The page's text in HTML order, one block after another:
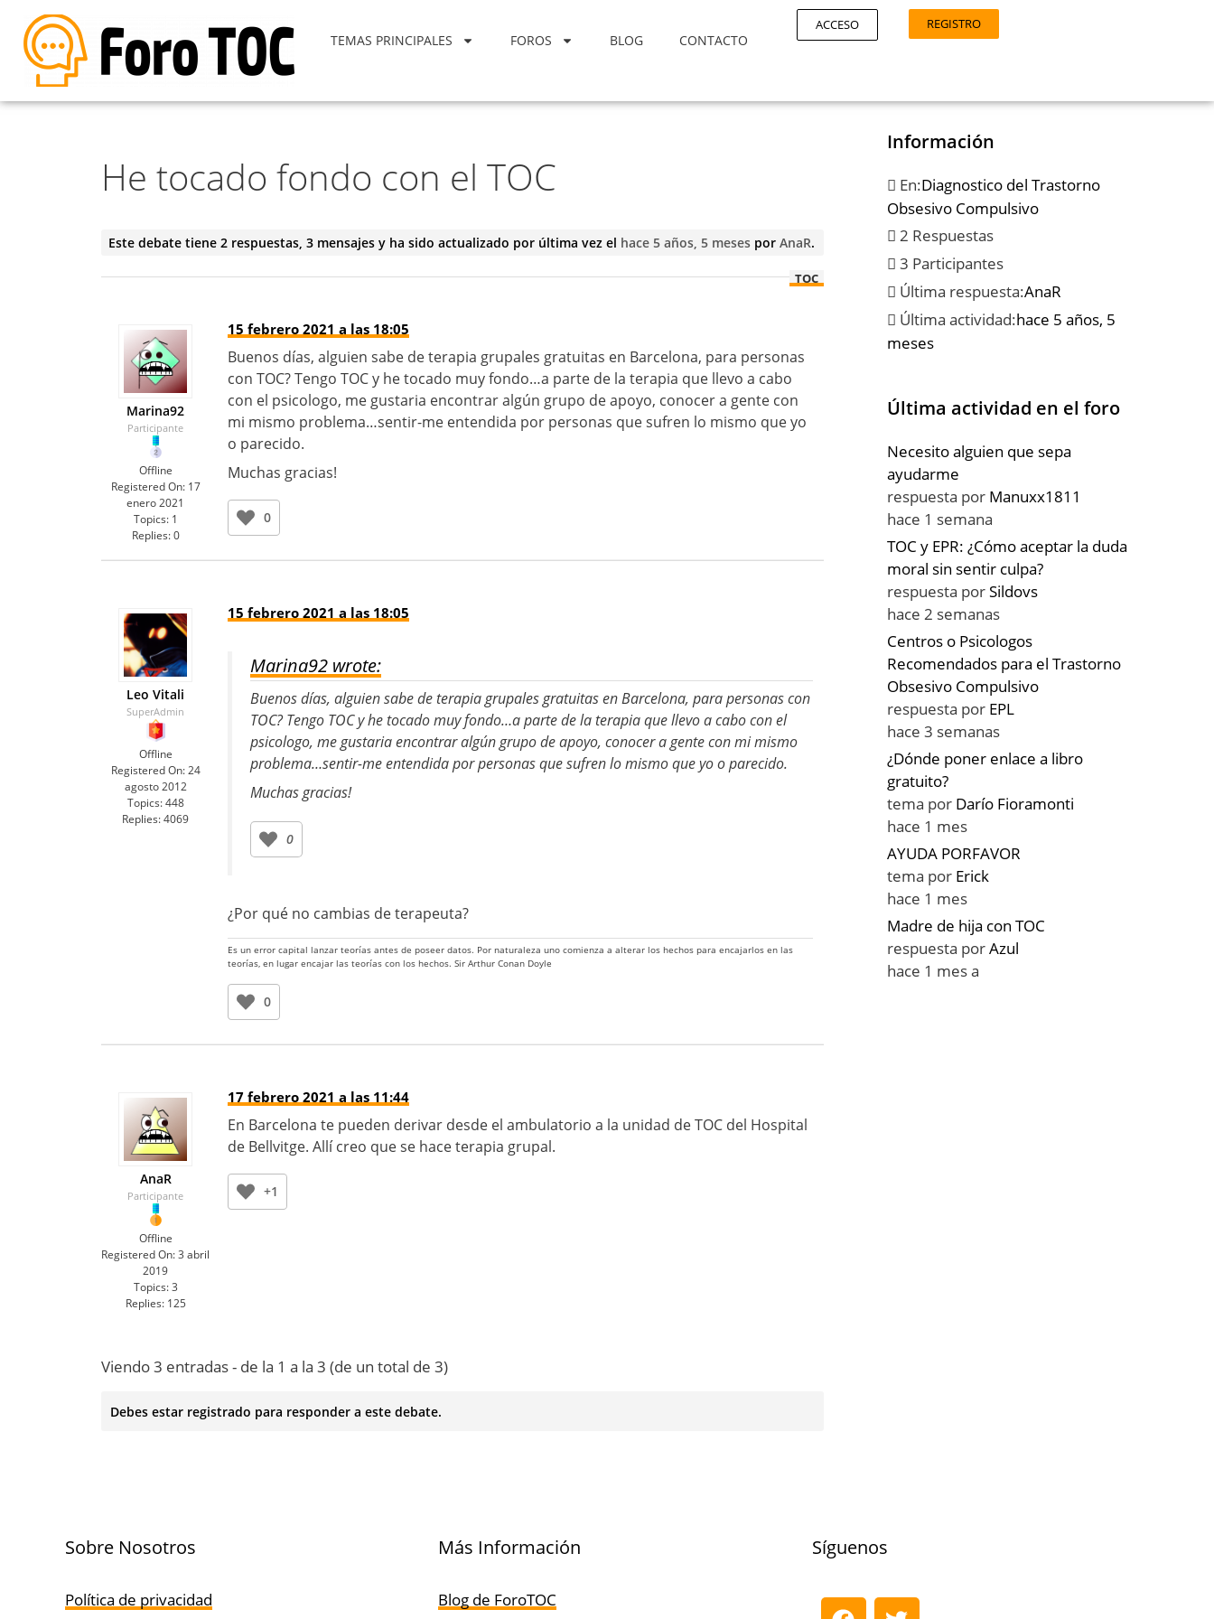
TEMAS PRINCIPALES FOROS BLOG CONTACTO
ACCESO REGISTRO
He tocado fondo con el TOC
Este debate tiene 2 respuestas, 3 mensajes y ha sido actualizado por última vez el hace 5 años, 5 meses por AnaR.
TOC
Marina92
Participante
Offline
Registered On: 17
enero 2021
Topics: 1
Replies: 0
15 febrero 2021 a las 18:05
Buenos días, alguien sabe de terapia grupales gratuitas en Barcelona, para personas
con TOC? Tengo TOC y he tocado muy fondo…a parte de la terapia que llevo a cabo
con el psicologo, me gustaria encontrar algún grupo de apoyo, conocer a gente con
mi mismo problema…sentir-me entendida por personas que sufren lo mismo que yo
o parecido.
Muchas gracias!
0
Leo Vitali
SuperAdmin
Offline
Registered On: 24
agosto 2012
Topics: 448
Replies:4069
15 febrero 2021 a las 18:05
Marina92 wrote:
Buenos días, alguien sabe de terapia grupales gratuitas en Barcelona, para personas con
TOC? Tengo TOC y he tocado muy fondo…a parte de la terapia que llevo a cabo con el
psicologo, me gustaria encontrar algún grupo de apoyo, conocer a gente con mi mismo
problema…sentir-me entendida por personas que sufren lo mismo que yo o parecido.
Muchas gracias!
0
¿Por qué no cambias de terapeuta?
Es un error capital lanzar teorías antes de poseer datos. Por naturaleza uno comienza a alterar los hechos para encajarlos en las
teorías, en lugar encajar las teorías con los hechos. Sir Arthur Conan Doyle
0
AnaR
Participante
Offline
Registered On:3 abril
2019
Topics: 3
Replies: 125
17 febrero 2021 a las 11:44
En Barcelona te pueden derivar desde el ambulatorio a la unidad de TOC del Hospital
de Bellvitge. Allí creo que se hace terapia grupal.
+1
Viendo 3 entradas - de la 1 a la 3 (de un total de 3)
Debes estar registrado para responder a este debate.
Información
En:Diagnostico del Trastorno
Obsesivo Compulsivo
2 Respuestas
3 Participantes
Última respuesta:AnaR
Última actividad:hace 5 años, 5
meses
Última actividad en el foro
Necesito alguien que sepa
ayudarme
respuesta por Manuxx1811
hace 1 semana
TOC y EPR: ¿Cómo aceptar la duda
moral sin sentir culpa?
respuesta porSildovs
hace 2 semanas
Centros o Psicologos
Recomendados para el Trastorno
Obsesivo Compulsivo
respuesta por EPL
hace 3 semanas
¿Dónde poner enlace a libro
gratuito?
tema por Darío Fioramonti
hace 1 mes
AYUDA PORFAVOR
tema por Erick
hace 1 mes
Madre de hija con TOC
respuesta porAzul
hace 1 mes a
Sobre Nosotros
Política de privacidad
Más Información
Blog de ForoTOC
Síguenos